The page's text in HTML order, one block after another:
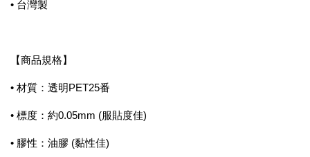
• 台灣製
【商品規格】
• 材質：透明PET25番
• 標度：約0.05mm (服貼度佳)
• 膠性：油膠 (黏性佳)